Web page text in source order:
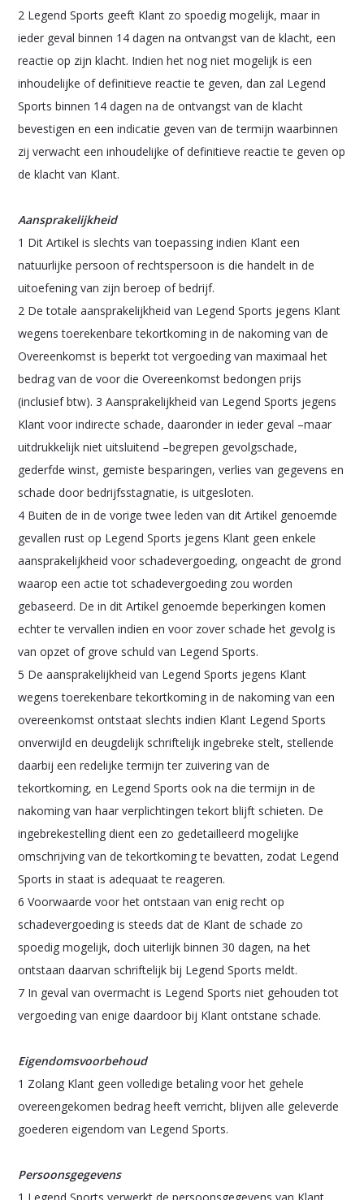
2 Legend Sports geeft Klant zo spoedig mogelijk, maar in
ieder geval binnen 14 dagen na ontvangst van de klacht, een
reactie op zijn klacht. Indien het nog niet mogelijk is een
inhoudelijke of definitieve reactie te geven, dan zal Legend
Sports binnen 14 dagen na de ontvangst van de klacht
bevestigen en een indicatie geven van de termijn waarbinnen
zij verwacht een inhoudelijke of definitieve reactie te geven op
de klacht van Klant.
Aansprakelijkheid
1 Dit Artikel is slechts van toepassing indien Klant een
natuurlijke persoon of rechtspersoon is die handelt in de
uitoefening van zijn beroep of bedrijf.
2 De totale aansprakelijkheid van Legend Sports jegens Klant
wegens toerekenbare tekortkoming in de nakoming van de
Overeenkomst is beperkt tot vergoeding van maximaal het
bedrag van de voor die Overeenkomst bedongen prijs
(inclusief btw). 3 Aansprakelijkheid van Legend Sports jegens
Klant voor indirecte schade, daaronder in ieder geval –maar
uitdrukkelijk niet uitsluitend –begrepen gevolgschade,
gederfde winst, gemiste besparingen, verlies van gegevens en
schade door bedrijfsstagnatie, is uitgesloten.
4 Buiten de in de vorige twee leden van dit Artikel genoemde
gevallen rust op Legend Sports jegens Klant geen enkele
aansprakelijkheid voor schadevergoeding, ongeacht de grond
waarop een actie tot schadevergoeding zou worden
gebaseerd. De in dit Artikel genoemde beperkingen komen
echter te vervallen indien en voor zover schade het gevolg is
van opzet of grove schuld van Legend Sports.
5 De aansprakelijkheid van Legend Sports jegens Klant
wegens toerekenbare tekortkoming in de nakoming van een
overeenkomst ontstaat slechts indien Klant Legend Sports
onverwijld en deugdelijk schriftelijk ingebreke stelt, stellende
daarbij een redelijke termijn ter zuivering van de
tekortkoming, en Legend Sports ook na die termijn in de
nakoming van haar verplichtingen tekort blijft schieten. De
ingebrekestelling dient een zo gedetailleerd mogelijke
omschrijving van de tekortkoming te bevatten, zodat Legend
Sports in staat is adequaat te reageren.
6 Voorwaarde voor het ontstaan van enig recht op
schadevergoeding is steeds dat de Klant de schade zo
spoedig mogelijk, doch uiterlijk binnen 30 dagen, na het
ontstaan daarvan schriftelijk bij Legend Sports meldt.
7 In geval van overmacht is Legend Sports niet gehouden tot
vergoeding van enige daardoor bij Klant ontstane schade.
Eigendomsvoorbehoud
1 Zolang Klant geen volledige betaling voor het gehele
overeengekomen bedrag heeft verricht, blijven alle geleverde
goederen eigendom van Legend Sports.
Persoonsgegevens